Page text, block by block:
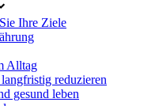
Ihre Ziele
Alltag
reduzieren
gesund leben